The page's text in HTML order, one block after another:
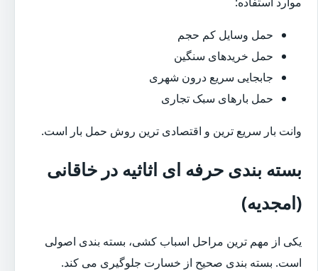
حمل وسایل کم حجم
حمل خریدهای سنگین
جابجایی سریع درون شهری
حمل بارهای سبک تجاری
وانت بار سریع ترین و اقتصادی ترین روش حمل بار است.
بسته بندی حرفه ای اثاثیه در خاقانی
(امجدیه)
یکی از مهم ترین مراحل اسباب کشی، بسته بندی اصولی
است. بسته بندی صحیح از خسارت جلوگیری می کند.